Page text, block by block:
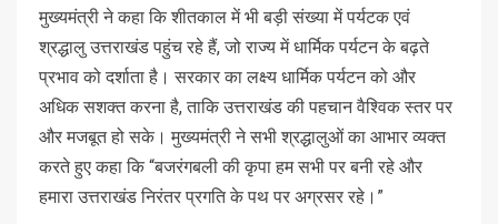
मुख्यमंत्री ने कहा कि शीतकाल में भी बड़ी संख्या में पर्यटक एवं
श्रद्धालु उत्तराखंड पहुंच रहे हैं, जो राज्य में धार्मिक पर्यटन के बढ़ते
प्रभाव को दर्शाता है। सरकार का लक्ष्य धार्मिक पर्यटन को और
अधिक सशक्त करना है, ताकि उत्तराखंड की पहचान वैश्विक स्तर पर
और मजबूत हो सके। मुख्यमंत्री ने सभी श्रद्धालुओं का आभार व्यक्त
करते हुए कहा कि “बजरंगबली की कृपा हम सभी पर बनी रहे और
हमारा उत्तराखंड निरंतर प्रगति के पथ पर अग्रसर रहे।”